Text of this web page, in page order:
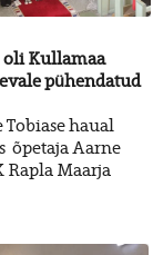
oli Kullamaa
pühendatud
Tobiase haual
õpetaja Aarne
Rapla Maarja